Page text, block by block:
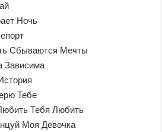
Ночь
Сбываются Мечты
Зависима
Тебе
Тебя Любить
Моя Девочка